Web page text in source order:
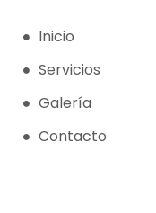
Inicio
Servicios
Galería
Contacto